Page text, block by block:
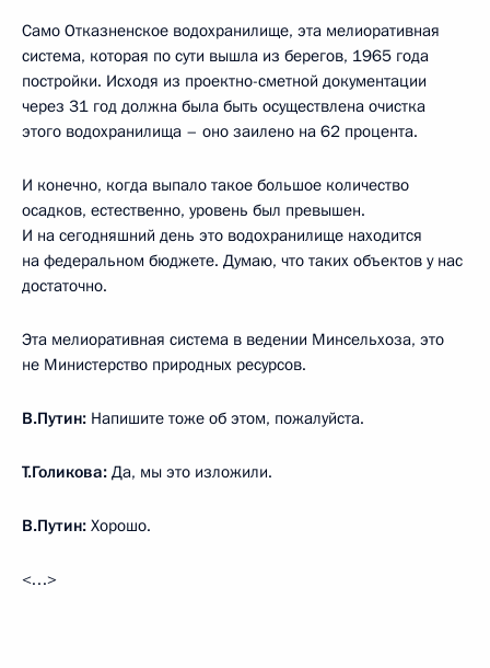
Само Отказненское водохранилище, эта мелиоративная
система, которая по сути вышла из берегов, 1965 года
постройки. Исходя из проектно-сметной документации
через 31 год должна была быть осуществлена очистка
этого водохранилища – оно заилено на 62 процента.
И конечно, когда выпало такое большое количество
осадков, естественно, уровень был превышен.
И на сегодняшний день это водохранилище находится
на федеральном бюджете. Думаю, что таких объектов у нас
достаточно.
Эта мелиоративная система в ведении Минсельхоза, это
не Министерство природных ресурсов.
В.Путин: Напишите тоже об этом, пожалуйста.
Т.Голикова: Да, мы это изложили.
В.Путин: Хорошо.
<…>